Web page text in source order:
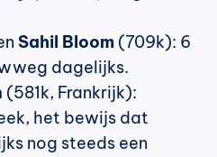
Sahil Bloom (709k): 6
dagelijks.
(581k, Frankrijk):
het bewijs dat
nog steeds een